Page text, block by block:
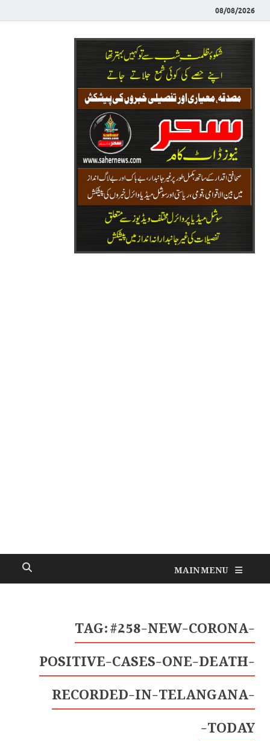
08/08/2026
MAIN MENU
TAG:#258-NEW-CORONA-
POSITIVE-CASES-ONE-DEATH-
RECORDED-IN-TELANGANA-
TODAY-